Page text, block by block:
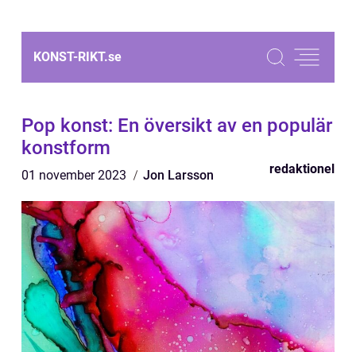
KONST-RIKT.se
Pop konst: En översikt av en populär
konstform
01 november 2023 Jon Larsson redaktionel